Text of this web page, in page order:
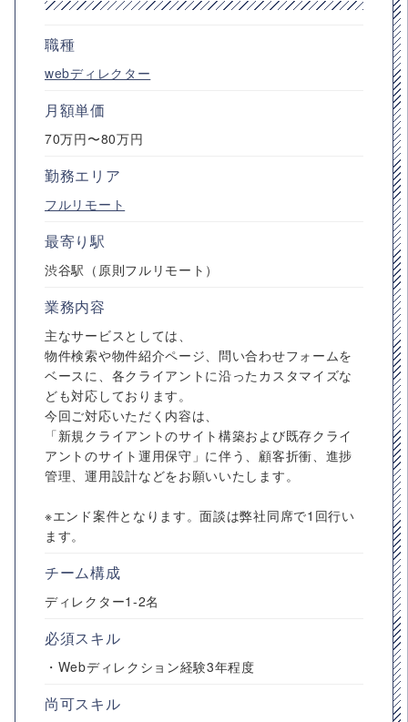
職種
webディレクター
月額単価
70万円〜80万円
勤務エリア
フルリモート
最寄り駅
渋谷駅（原則フルリモート）
業務内容
主なサービスとしては、
物件検索や物件紹介ページ、問い合わせフォームを
ベースに、各クライアントに沿ったカスタマイズな
ども対応しております。
今回ご対応いただく内容は、
「新規クライアントのサイト構築および既存クライ
アントのサイト運用保守」に伴う、顧客折衝、進捗
管理、運用設計などをお願いいたします。
※エンド案件となります。面談は弊社同席で1回行い
ます。
チーム構成
ディレクター1-2名
必須スキル
・Webディレクション経験3年程度
尚可スキル